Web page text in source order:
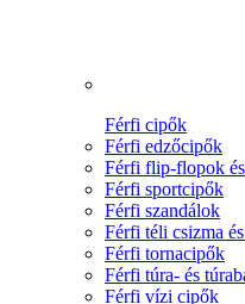
Férfi cipők
Férfi edzőcipők
Férfi flip-flopok
Férfi sportcipők
Férfi szandálok
Férfi téli csizma
Férfi tornacipők
Férfi túra- és
Férfi vízi cipők